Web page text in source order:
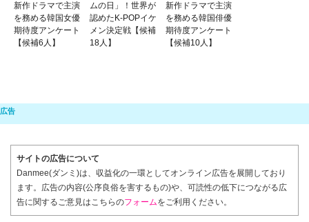
新作ドラマで主演
を務める韓国女優
期待度アンケート
【候補6人】
ムの日」！世界が
認めたK-POPイケ
メン決定戦【候補
18人】
新作ドラマで主演
を務める韓国俳優
期待度アンケート
【候補10人】
サイトの広告について
Danmee(ダンミ)は、収益化の一環としてオンライン広告を展開しており
ます。広告の内容(公序良俗を害するもの)や、可読性の低下につながる広
告に関するご意見はこちらのフォームをご利用ください。